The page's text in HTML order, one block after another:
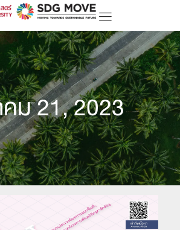
ม 21, 2023